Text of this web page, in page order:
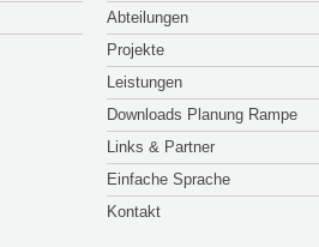
Abteilungen
Projekte
Leistungen
Downloads Planung Rampe
Links & Partner
Einfache Sprache
Kontakt